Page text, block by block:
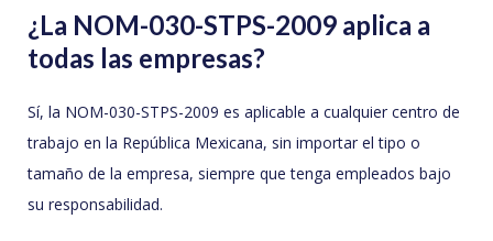
¿La NOM-030-STPS-2009 aplica a
todas las empresas?
Sí, la NOM-030-STPS-2009 es aplicable a cualquier centro de
trabajo en la República Mexicana, sin importar el tipo o
tamaño de la empresa, siempre que tenga empleados bajo
su responsabilidad.